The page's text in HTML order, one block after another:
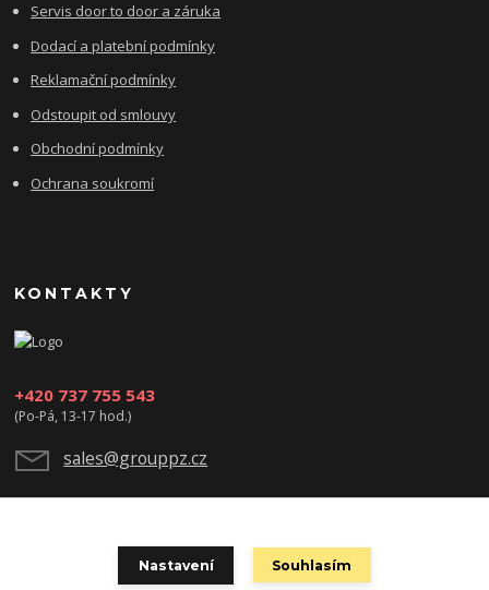
Servis door to door a záruka
Dodací a platební podmínky
Reklamační podmínky
Odstoupit od smlouvy
Obchodní podmínky
Ochrana soukromí
KONTAKTY
+420 737 755 543
(Po-Pá, 13-17 hod.)
sales@grouppz.cz
Nastavení Souhlasím